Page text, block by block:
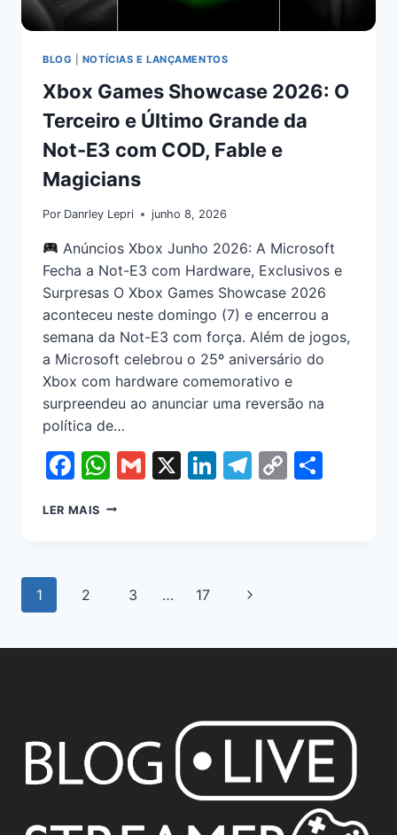
BLOG NOTÍCIAS E LANÇAMENTOS
Xbox Games Showcase 2026: O
Terceiro e Último Grande da
Not-E3 com COD, Fable e
Magicians
Por Danrley Lepri junho 8, 2026
Anúncios Xbox Junho 2026: A Microsoft
Fecha a Not-E3 com Hardware, Exclusivos e
Surpresas O Xbox Games Showcase 2026
aconteceu neste domingo (7) e encerrou a
semana da Not-E3 com força. Além de jogos,
a Microsoft celebrou o 25º aniversário do
Xbox com hardware comemorativo e
surpreendeu ao anunciar uma reversão na
política de…
Facebook
WhatsApp
Gmail
X LinkedIn
Telegram
Copy
LER MAIS
1 2 3 … 17